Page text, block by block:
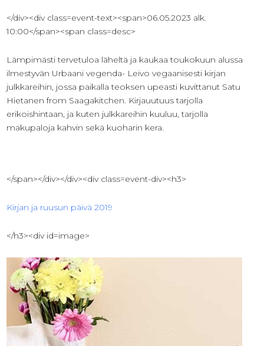
</div><div class=event-text><span>06.05.2023 alk.
10:00</span><span class=desc>
Lämpimästi tervetuloa läheltä ja kaukaa toukokuun alussa
ilmestyvän Urbaani vegenda- Leivo vegaanisesti kirjan
julkkareihin, jossa paikalla teoksen upeasti kuvittanut Satu
Hietanen from Saagakitchen. Kirjauutuus tarjolla
erikoishintaan, ja kuten julkkareihin kuuluu, tarjolla
makupaloja kahvin sekä kuoharin kera.
</span></div></div><div class=event-div><h3>
Kirjan ja ruusun päivä 2019
</h3><div id=image>